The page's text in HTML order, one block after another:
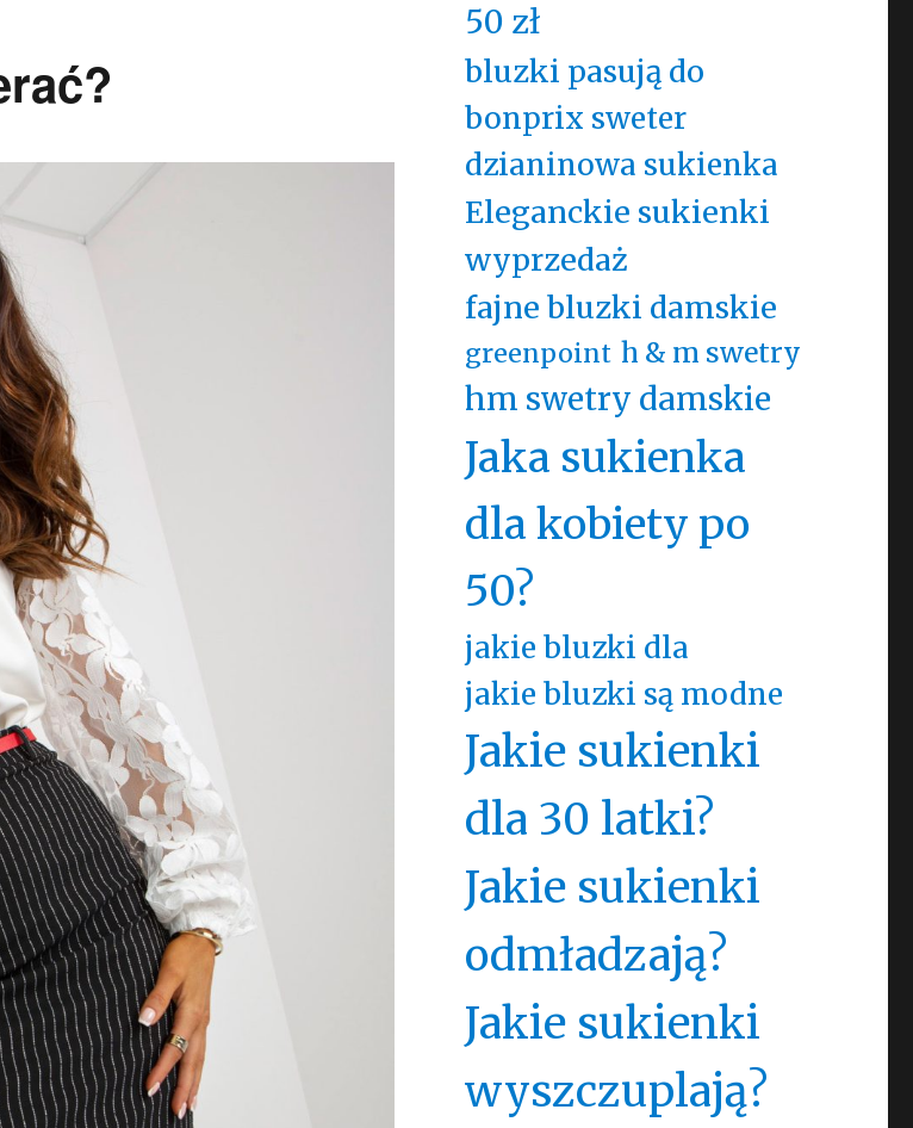
50 zł
bluzki pasują do
bonprix sweter
dzianinowa sukienka
Eleganckie sukienki
wyprzedaż
fajne bluzki damskie
greenpoint h & m swetry
hm swetry damskie
Jaka sukienka
dla kobiety po
50?
jakie bluzki dla
jakie bluzki są modne
Jakie sukienki
dla 30 latki?
Jakie sukienki
odmładzają?
Jakie sukienki
wyszczuplają?